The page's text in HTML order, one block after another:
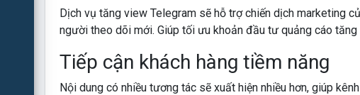
Dịch vụ tăng view Telegram sẽ hỗ trợ chiến dịch marketing
người theo dõi mới. Giúp tối ưu khoản đầu tư quảng cáo tăng
Tiếp cận khách hàng tiềm năng
Nội dung có nhiều tương tác sẽ xuất hiện nhiều hơn, giúp